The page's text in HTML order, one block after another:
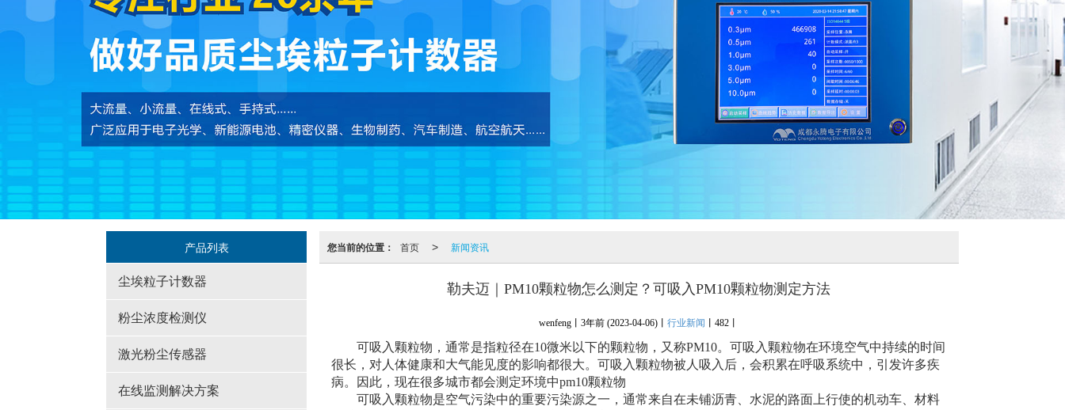
您当前的位置： 首页 > 新闻资讯
勒夫迈｜PM10颗粒物怎么测定？可吸入PM10颗粒物测定方法
wenfeng丨3年前 (2023-04-06) 丨行业新闻 丨482丨
可吸入颗粒物，通常是指粒径在10微米以下的颗粒物，又称PM10。可吸入颗粒物在环境空气中持续的时间
很长，对人体健康和大气能见度的影响都很大。可吸入颗粒物被人吸入后，会积累在呼吸系统中，引发许多疾
病。因此，现在很多城市都会测定环境中pm10颗粒物
可吸入颗粒物是空气污染中的重要污染源之一，通常来自在未铺沥青、水泥的路面上行使的机动车、材料
产品列表
尘埃粒子计数器
粉尘浓度检测仪
激光粉尘传感器
在线监测解决方案